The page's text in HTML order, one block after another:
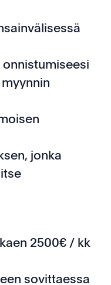
jonka
2500€ / kk
sovittaessa